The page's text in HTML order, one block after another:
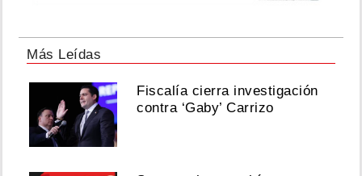
Más Leídas
Fiscalía cierra investigación
contra ‘Gaby’ Carrizo